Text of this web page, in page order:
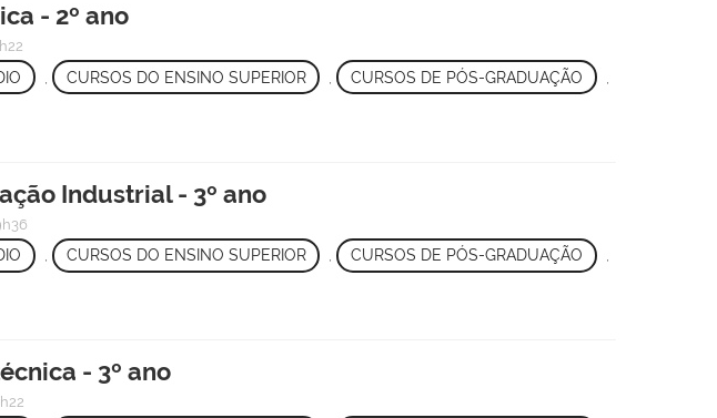
- 2º ano
CURSOS DO ENSINO SUPERIOR , CURSOS DE PÓS-GRADUAÇÃO
Industrial - 3º ano
, CURSOS DO ENSINO SUPERIOR , CURSOS DE PÓS-GRADUAÇÃO ,
- 3º ano